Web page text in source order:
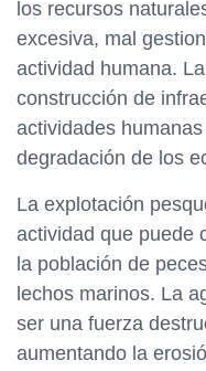
los recursos
excesiva, mal
actividad humana.
construcción de
actividades
degradación de los
La explotación
actividad que puede
la población de
lechos marinos. La
ser una fuerza
aumentando la